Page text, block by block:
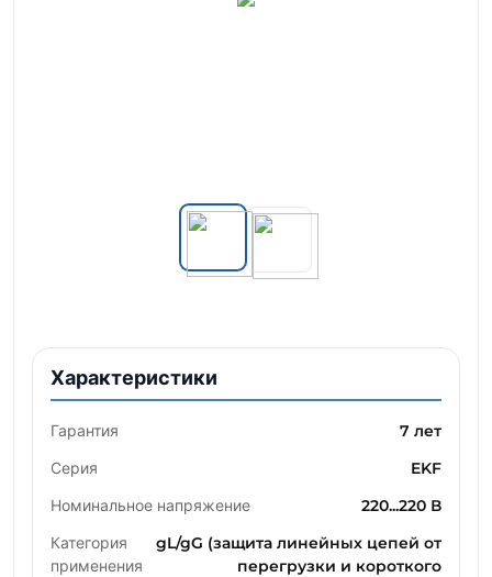
Характеристики
Гарантия 7 лет
Серия EKF
Номинальное напряжение 220...220 В
Категория
применения
gL/gG (защита линейных цепей от
перегрузки и короткого